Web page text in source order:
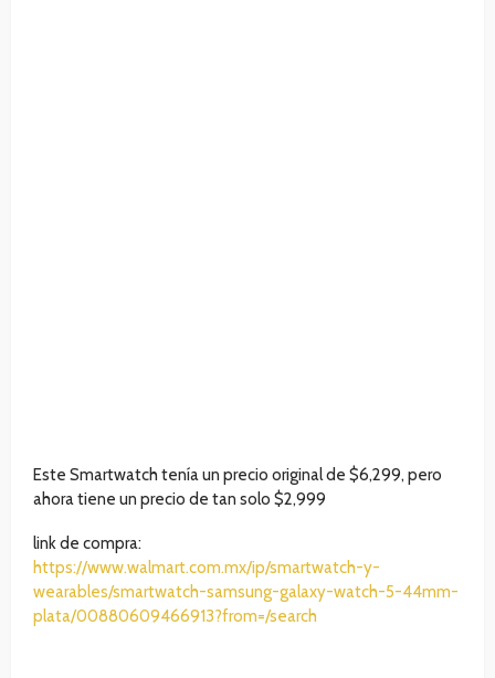
Este Smartwatch tenía un precio original de $6,299, pero
ahora tiene un precio de tan solo $2,999
link de compra:
https://www.walmart.com.mx/ip/smartwatch-y-
wearables/smartwatch-samsung-galaxy-watch-5-44mm-
plata/00880609466913?from=/search